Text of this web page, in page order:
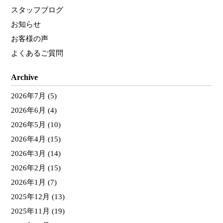
スタッフブログ
お知らせ
お客様の声
よくあるご質問
Archive
2026年7月 (5)
2026年6月 (4)
2026年5月 (10)
2026年4月 (15)
2026年3月 (14)
2026年2月 (15)
2026年1月 (7)
2025年12月 (13)
2025年11月 (19)